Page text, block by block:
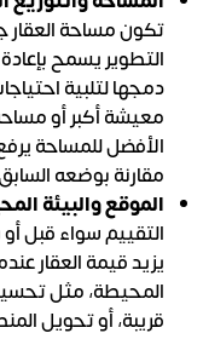
تكون مساحة العقار
التطوير يسمح
دمجها لتلبية
معيشة أكبر أو
الأفضل للمساحة
مقارنة بوضعه
الموقع والبيئة
التقييم سواء قبل
يزيد قيمة العقار
المحيطة، مثل
قريبة، أو تحويل